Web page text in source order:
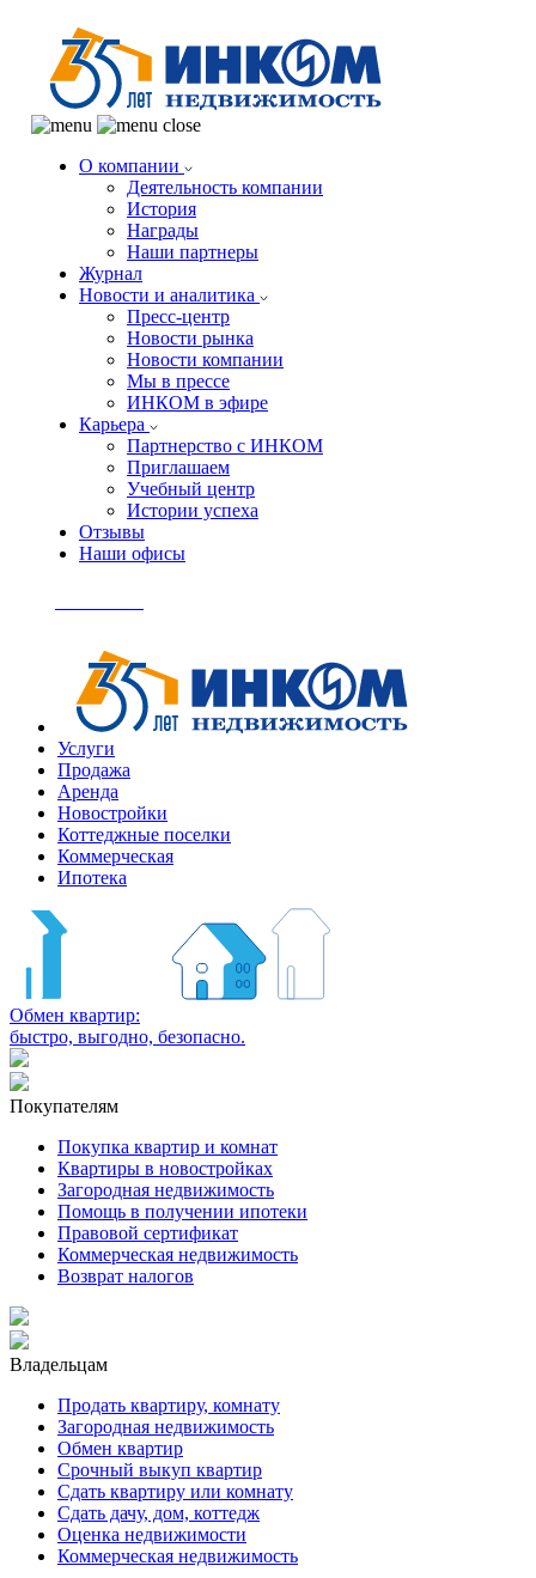
О компании
Деятельность компании
История
Награды
Наши партнеры
Журнал
Новости и аналитика
Пресс-центр
Новости рынка
Новости компании
Мы в прессе
ИНКОМ в эфире
Карьера
Партнерство с ИНКОМ
Приглашаем
Учебный центр
Истории успеха
Отзывы
Наши офисы
Услуги
Продажа
Аренда
Новостройки
Коттеджные поселки
Коммерческая
Ипотека
Обмен квартир:
быстро, выгодно, безопасно.
Покупателям
Покупка квартир и комнат
Квартиры в новостройках
Загородная недвижимость
Помощь в получении ипотеки
Правовой сертификат
Коммерческая недвижимость
Возврат налогов
Владельцам
Продать квартиру, комнату
Загородная недвижимость
Обмен квартир
Срочный выкуп квартир
Сдать квартиру или комнату
Сдать дачу, дом, коттедж
Оценка недвижимости
Коммерческая недвижимость